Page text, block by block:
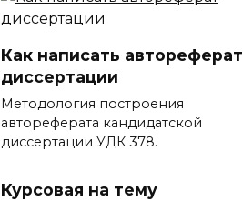
Как написать автореферат
диссертации
Методология построения
автореферата кандидатской
диссертации УДК 378.
Курсовая на тему